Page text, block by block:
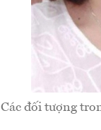
Các đối tượng